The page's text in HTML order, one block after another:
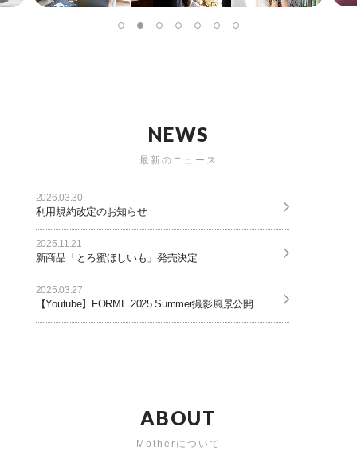
NEWS
最新のニュース
2026.03.30
利用規約改定のお知らせ
2025.11.21
新商品「とろ蜜ほしいも」発売決定
2025.03.27
【Youtube】FORME 2025 Summer撮影風景公開
ABOUT
Motherについて